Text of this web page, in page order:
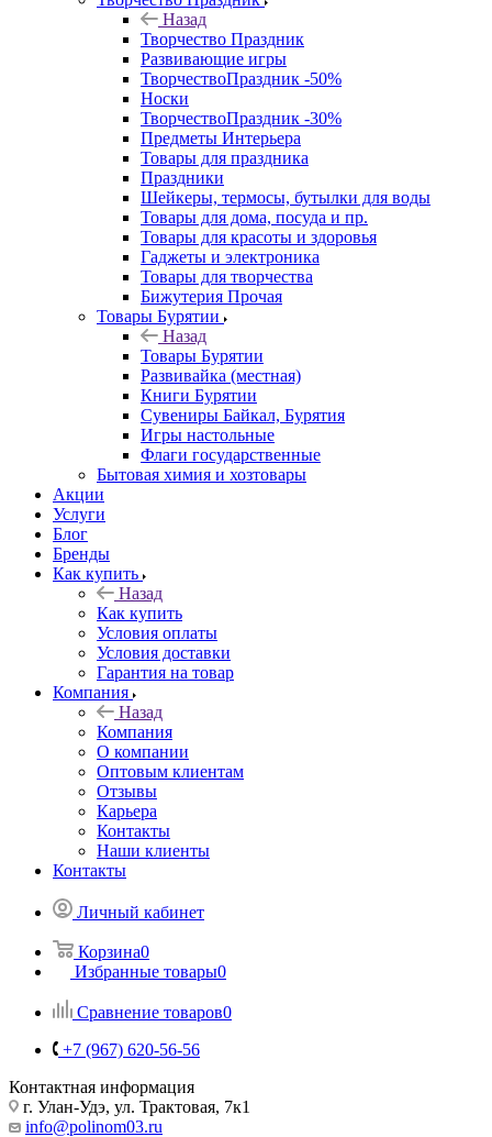
Назад
Творчество Праздник
Развивающие игры
ТворчествоПраздник -50%
Носки
ТворчествоПраздник -30%
Предметы Интерьера
Товары для праздника
Праздники
Шейкеры, термосы, бутылки для воды
Товары для дома, посуда и пр.
Товары для красоты и здоровья
Гаджеты и электроника
Товары для творчества
Бижутерия Прочая
Товары Бурятии
Назад
Товары Бурятии
Развивайка (местная)
Книги Бурятии
Сувениры Байкал, Бурятия
Игры настольные
Флаги государственные
Бытовая химия и хозтовары
Акции
Услуги
Блог
Бренды
Как купить
Назад
Как купить
Условия оплаты
Условия доставки
Гарантия на товар
Компания
Назад
Компания
О компании
Оптовым клиентам
Отзывы
Карьера
Контакты
Наши клиенты
Контакты
Личный кабинет
Корзина0
Избранные товары0
Сравнение товаров0
+7 (967) 620-56-56
Контактная информация
г. Улан-Удэ, ул. Трактовая, 7к1
info@polinom03.ru